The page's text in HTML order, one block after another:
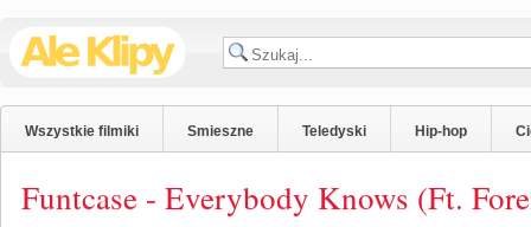
Wszystkie filmiki Smieszne Teledyski Hip-hop
Funtcase - Everybody Knows (Ft.